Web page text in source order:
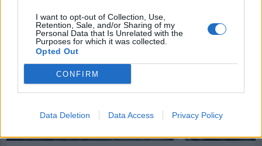
I want to opt-out of Collection, Use,
Retention, Sale, and/or Sharing of my
Personal Data that Is Unrelated with the
Purposes for which it was collected.
Opted Out
CONFIRM
Data Deletion Data Access Privacy Policy